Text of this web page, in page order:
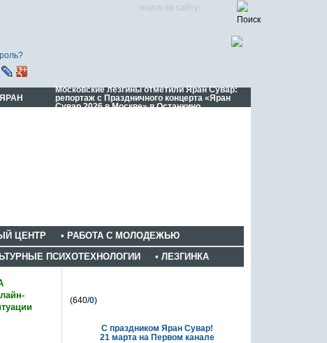
Московские лезгины отметили Яран Сувар:
репортаж с Праздничного концерта «Яран
Сувар 2026 в Москве» в Останкино
ЦЕНТР
• РАБОТА С МОЛОДЕЖЬЮ
ПСИХОТЕХНОЛОГИИ • ЛЕЗГИНКА
(640/0)
С праздником Яран Сувар!
21 марта на Первом канале